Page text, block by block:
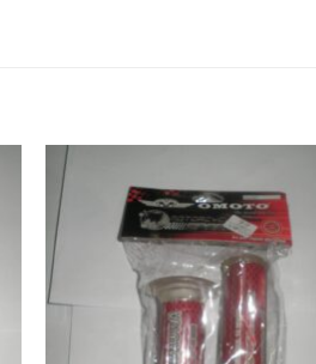
Προσθήκη
στη Λίστα
Επιθυμιών